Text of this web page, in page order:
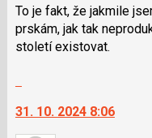
použít
i
klávesy
a
P
To je fakt, že jakmile
prskám, jak tak
století existovat.
další
nový
31. 10. 2024 8:06